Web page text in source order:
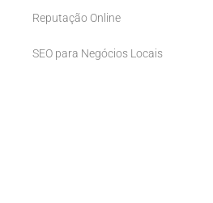
Reputação Online
SEO para Negócios Locais